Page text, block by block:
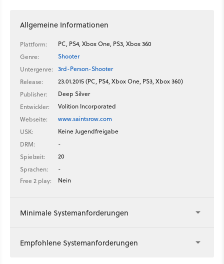
Allgemeine Informationen
Plattform:
PC, PS4, Xbox One, PS3, Xbox 360
Genre:
Shooter
Untergenre:
3rd-Person-Shooter
Release:
23.01.2015 (PC, PS4, Xbox One, PS3, Xbox 360)
Publisher:
Deep Silver
Entwickler:
Volition Incorporated
Webseite:
www.saintsrow.com
USK:
Keine Jugendfreigabe
DRM:
-
Spielzeit:
20
Sprachen:
-
Free 2 play:
Nein
Minimale Systemanforderungen
Empfohlene Systemanforderungen